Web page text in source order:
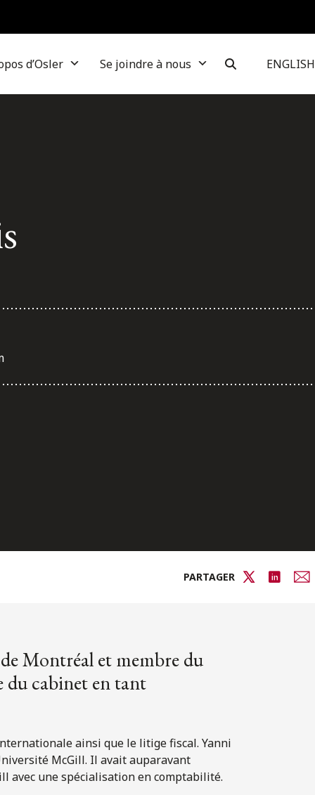
d’Osler Se joindre à nous ENGLISH
PARTAGER
Montréal et membre du
du cabinet en tant
ainsi que le litige fiscal. Yanni
McGill. Il avait auparavant
avec une spécialisation en comptabilité.